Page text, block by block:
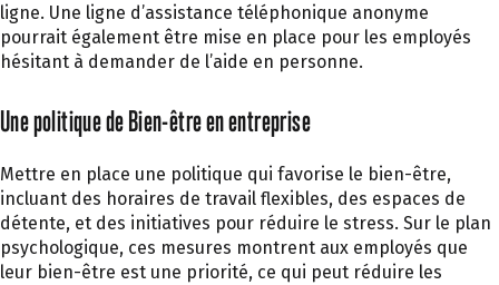
ligne. Une ligne d’assistance téléphonique anonyme
pourrait également être mise en place pour les employés
hésitant à demander de l’aide en personne.
Une politique de Bien-être en entreprise
Mettre en place une politique qui favorise le bien-être,
incluant des horaires de travail flexibles, des espaces de
détente, et des initiatives pour réduire le stress. Sur le plan
psychologique, ces mesures montrent aux employés que
leur bien-être est une priorité, ce qui peut réduire les